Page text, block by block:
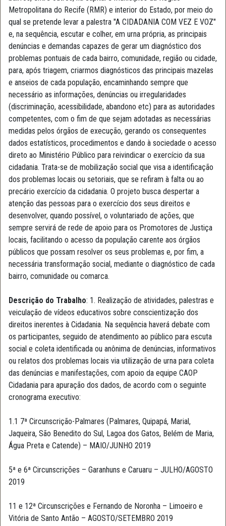
Metropolitana do Recife (RMR) e interior do Estado, por meio do
qual se pretende levar a palestra "A CIDADANIA COM VEZ E VOZ"
e, na sequência, escutar e colher, em urna própria, as principais
denúncias e demandas capazes de gerar um diagnóstico dos
problemas pontuais de cada bairro, comunidade, região ou cidade,
para, após triagem, criarmos diagnósticos das principais mazelas
e anseios de cada população, encaminhando sempre que
necessário as informações, denúncias ou irregularidades
(discriminação, acessibilidade, abandono etc) para as autoridades
competentes, com o fim de que sejam adotadas as necessárias
medidas pelos órgãos de execução, gerando os consequentes
dados estatísticos, procedimentos e dando à sociedade o acesso
direto ao Ministério Público para reivindicar o exercício da sua
cidadania. Trata-se de mobilização social que visa a identificação
dos problemas locais ou setoriais, que se refiram à falta ou ao
precário exercício da cidadania. O projeto busca despertar a
atenção das pessoas para o exercício dos seus direitos e
desenvolver, quando possível, o voluntariado de ações, que
sempre servirá de rede de apoio para os Promotores de Justiça
locais, facilitando o acesso da população carente aos órgãos
públicos que possam resolver os seus problemas e, por fim, a
necessária transformação social, mediante o diagnóstico de cada
bairro, comunidade ou comarca.
Descrição do Trabalho: 1. Realização de atividades, palestras e
veiculação de vídeos educativos sobre conscientização dos
direitos inerentes à Cidadania. Na sequência haverá debate com
os participantes, seguido de atendimento ao público para escuta
social e coleta identificada ou anônima de denúncias, informativos
ou relatos dos problemas locais via utilização de urna para coleta
das denúncias e manifestações, com apoio da equipe CAOP
Cidadania para apuração dos dados, de acordo com o seguinte
cronograma executivo:
1.1 7ª Circunscrição-Palmares (Palmares, Quipapá, Marial,
Jaqueira, São Benedito do Sul, Lagoa dos Gatos, Belém de Maria,
Água Preta e Catende) – MAIO/JUNHO 2019
5ª e 6ª Circunscrições – Garanhuns e Caruaru – JULHO/AGOSTO
2019
11 e 12ª Circunscrições e Fernando de Noronha – Limoeiro e
Vitória de Santo Antão – AGOSTO/SETEMBRO 2019